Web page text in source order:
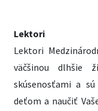
Lektori
Lektori
väčšinou
skúsenosťami a
deťom a naučiť